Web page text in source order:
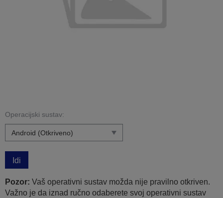
Operacijski sustav:
Idi
Pozor: Vaš operativni sustav možda nije pravilno otkriven.
Važno je da iznad ručno odaberete svoj operativni sustav